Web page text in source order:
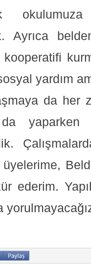
Ayrıca
yardım
da her
da
ederim.